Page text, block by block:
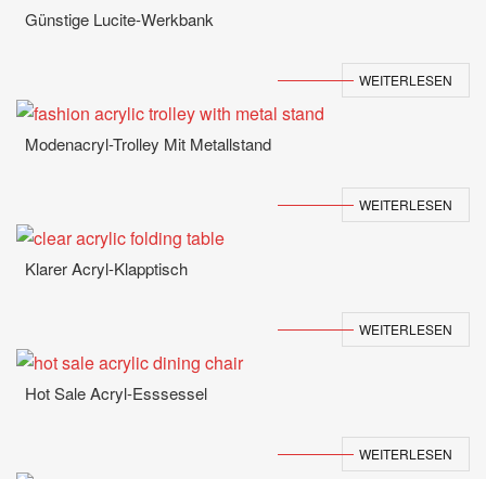
Günstige Lucite-Werkbank
WEITERLESEN
Modenacryl-Trolley Mit Metallstand
WEITERLESEN
Klarer Acryl-Klapptisch
WEITERLESEN
Hot Sale Acryl-Esssessel
WEITERLESEN